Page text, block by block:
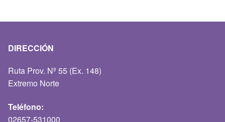
DIRECCIÓN
Ruta Prov. Nº 55 (Ex. 148)
Extremo Norte
Teléfono:
02657-531000